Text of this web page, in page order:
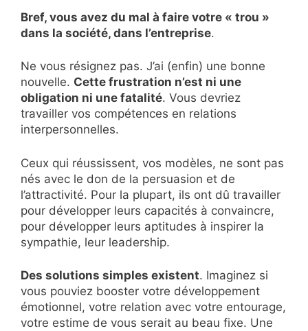
Bref, vous avez du mal à faire votre « trou »
dans la société, dans l’entreprise.
Ne vous résignez pas. J’ai (enfin) une bonne
nouvelle. Cette frustration n’est ni une
obligation ni une fatalité. Vous devriez
travailler vos compétences en relations
interpersonnelles.
Ceux qui réussissent, vos modèles, ne sont pas
nés avec le don de la persuasion et de
l’attractivité. Pour la plupart, ils ont dû travailler
pour développer leurs capacités à convaincre,
pour développer leurs aptitudes à inspirer la
sympathie, leur leadership.
Des solutions simples existent. Imaginez si
vous pouviez booster votre développement
émotionnel, votre relation avec votre entourage,
votre estime de vous serait au beau fixe. Une